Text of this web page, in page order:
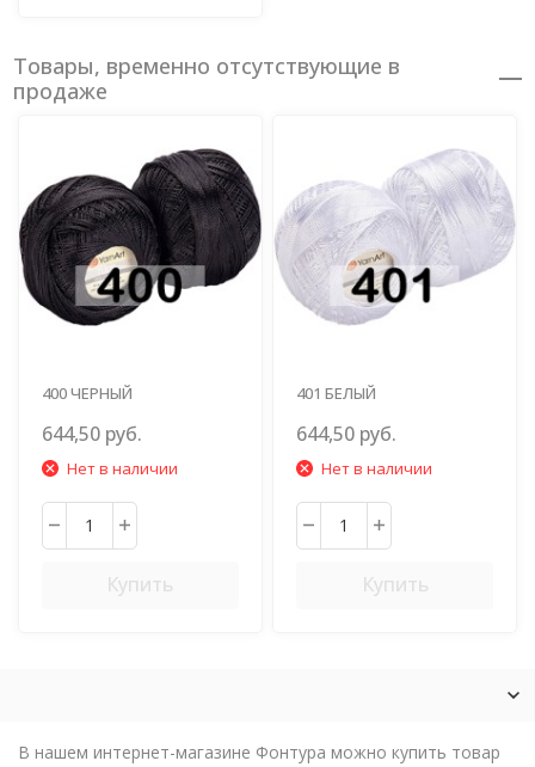
Товары, временно отсутствующие в
продаже
400 ЧЕРНЫЙ
644,50 руб.
Нет в наличии
Купить
401 БЕЛЫЙ
644,50 руб.
Нет в наличии
Купить
В нашем интернет-магазине Фонтура можно купить товар